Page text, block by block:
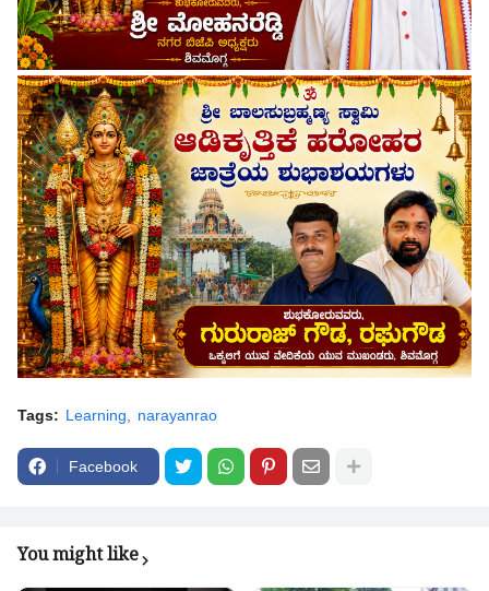
Tags: Learning narayanrao
Facebook
You might like